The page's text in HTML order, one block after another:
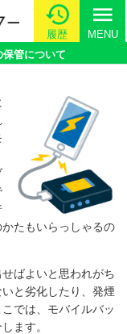
履歴
menu
MENU
管について
たもいらっしゃるの
ばよいと思われがち
と劣化したり、発煙
では、モバイルバッ
ます。